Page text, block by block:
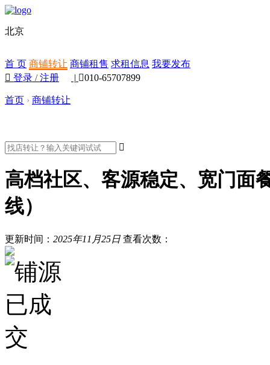
北京
首 页 商铺转让 商铺租售 求租信息 我要发布
 登录 /注册 | 010-65707899
首页 › 商铺转让

高档社区、客源稳定、宽门面
线）
更新时间： 2025年11月25日 查看次数：